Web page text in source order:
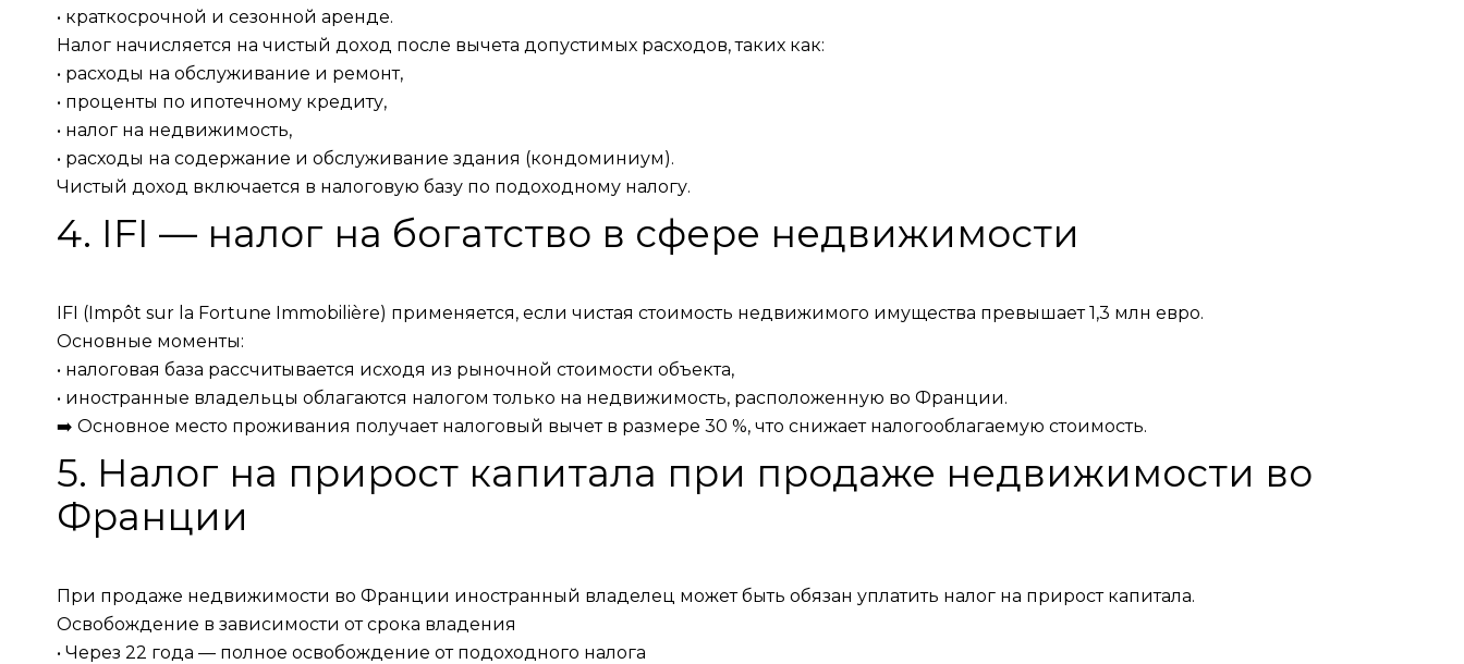
• краткосрочной и сезонной аренде.
Налог начисляется на чистый доход после вычета допустимых расходов, таких как:
• расходы на обслуживание и ремонт,
• проценты по ипотечному кредиту,
• налог на недвижимость,
• расходы на содержание и обслуживание здания (кондоминиум).
Чистый доход включается в налоговую базу по подоходному налогу.
4. IFI — налог на богатство в сфере недвижимости
IFI (Impôt sur la Fortune Immobilière) применяется, если чистая стоимость недвижимого имущества превышает 1,3 млн евро.
Основные моменты:
• налоговая база рассчитывается исходя из рыночной стоимости объекта,
• иностранные владельцы облагаются налогом только на недвижимость, расположенную во Франции.
➡️ Основное место проживания получает налоговый вычет в размере 30 %, что снижает налогооблагаемую стоимость.
5. Налог на прирост капитала при продаже недвижимости во
Франции
При продаже недвижимости во Франции иностранный владелец может быть обязан уплатить налог на прирост капитала.
Освобождение в зависимости от срока владения
• Через 22 года — полное освобождение от подоходного налога